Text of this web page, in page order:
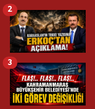
2
3